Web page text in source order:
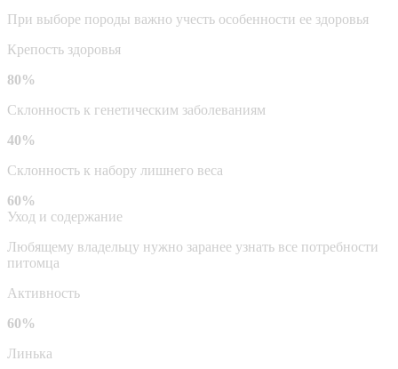
При выборе породы важно учесть особенности ее здоровья
Крепость здоровья
80%
Склонность к генетическим заболеваниям
40%
Склонность к набору лишнего веса
60%
Уход и содержание
Любящему владельцу нужно заранее узнать все потребности
питомца
Активность
60%
Линька